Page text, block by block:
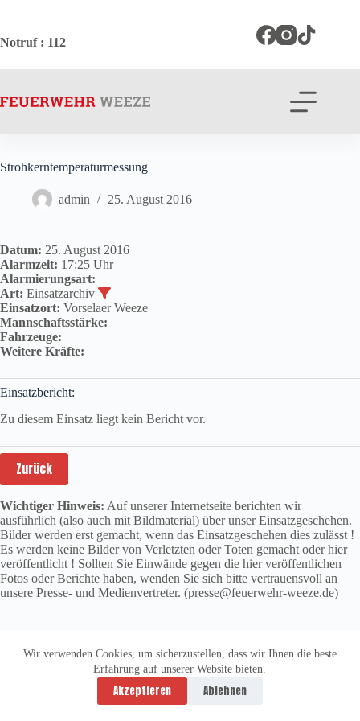
springen
Wir verwenden Cookies, um sicherzustellen, dass wir Ihnen die beste
Erfahrung auf unserer Website bieten.
Akzeptieren Ablehnen
Notruf: 112
Strohkerntemperaturmessung
admin 25. August 2016
Datum: 25. August 2016
Alarmzeit: 17:25 Uhr
Alarmierungsart:
Art: Einsatzarchiv
Einsatzort: Vorselaer Weeze
Mannschaftsstärke:
Fahrzeuge:
Weitere Kräfte:
Einsatzbericht:
Zu diesem Einsatz liegt kein Bericht vor.
Zurück
Wichtiger Hinweis: Auf unserer Internetseite berichten wir
ausführlich (also auch mit Bildmaterial) über unser Einsatzgeschehen.
Bilder werden erst gemacht, wenn das Einsatzgeschehen dies zulässt !
Es werden keine Bilder von Verletzten oder Toten gemacht oder hier
veröffentlicht ! Sollten Sie Einwände gegen die hier veröffentlichen
Fotos oder Berichte haben, wenden Sie sich bitte vertrauensvoll an
unsere Presse- und Medienvertreter. (presse@feuerwehr-weeze.de)
Datenschutzerklärung
Impressum
Copyright © 2026 -
vitolution